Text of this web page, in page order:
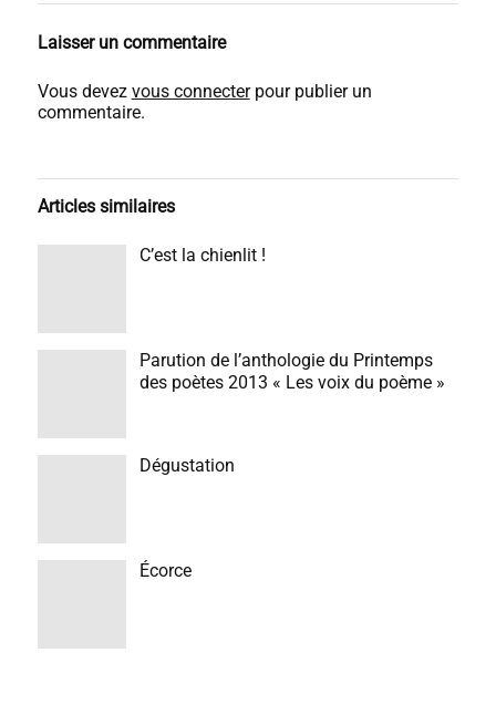
Laisser un commentaire
Vous devez vous connecterpour publier un
commentaire.
Articles similaires
C’est la chienlit !
Parution de l’anthologie du Printemps
des poètes 2013 « Les voix du poème »
Dégustation
Écorce